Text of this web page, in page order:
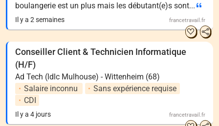
boulangerie est un plus mais les débutant(e)s sont...
Il y a 2 semaines francetravail.fr
Conseiller Client & Technicien Informatique
(H/F)
Ad Tech (ldlc Mulhouse) - Wittenheim (68)
Salaire inconnu
Sans expérience requise
CDI
Il y a 4 jours francetravail.fr